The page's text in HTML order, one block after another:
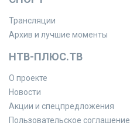
Трансляции
Архив и лучшие моменты
НТВ-ПЛЮС.ТВ
О проекте
Новости
Акции и спецпредложения
Пользовательское соглашение